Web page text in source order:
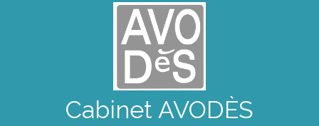
Cabinet AVODÈS